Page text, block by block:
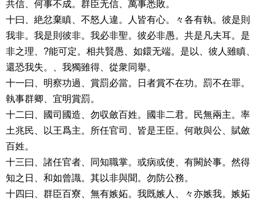
共信、何事不成。群臣无信、萬事悉敗。
十曰、絶忿棄瞋、不怒人違。人皆有心。々各有執。彼是則
我非。我是則彼非。我必非聖。彼必非愚。共是凡夫耳。是
非之理、?能可定。相共賢愚、如鐶无端。是以、彼人雖瞋、
還恐我失。、我獨雖得、從衆同擧。
十一曰、明察功過、賞罰必當。日者賞不在功。罰不在罪。
執事群卿、宜明賞罰。
十二曰、國司國造、勿収斂百姓。國非二君。民無兩主。率
土兆民、以王爲主。所任官司、皆是王臣。何敢與公、賦斂
百姓。
十三曰、諸任官者、同知職掌。或病或使、有闕於事。然得
知之日、和如曾識。其以非與聞。勿防公務。
十四曰、群臣百寮、無有嫉妬。我既嫉人、々亦嫉我。嫉妬